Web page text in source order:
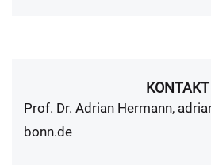
KONTAKT
Prof. Dr. Adrian Hermann,
bonn.de